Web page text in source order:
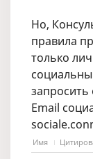
Но,
правила
только
Email
Имя